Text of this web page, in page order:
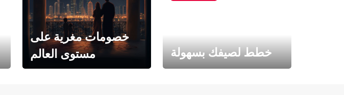
خصومات مغرية على
مستوى العالم
خطط لصيفك بسهولة